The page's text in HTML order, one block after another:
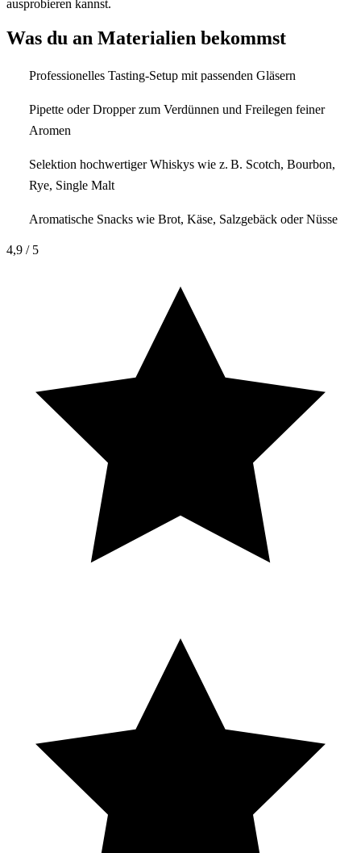
ausprobieren kannst.
Was du an Materialien bekommst
Professionelles Tasting-Setup mit passenden Gläsern
Pipette oder Dropper zum Verdünnen und Freilegen feiner
Aromen
Selektion hochwertiger Whiskys wie z. B. Scotch, Bourbon,
Rye, Single Malt
Aromatische Snacks wie Brot, Käse, Salzgebäck oder Nüsse
4,9 / 5